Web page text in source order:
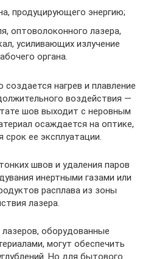
продуцирующего энергию;
оптоволоконного лазера,
усиливающих излучение
органа.
нагрев и плавление
воздействия —
шов выходит с неровным
осаждается на оптике,
ее эксплуатации.
швов и удаления паров
инертными газами или
расплава из зоны
лазера.
оборудованные
могут обеспечить
Но для бытового